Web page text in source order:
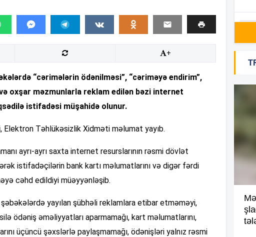
+
“cərimələrin ödənilməsi”, “cəriməyə endirim”,
və oxşar məzmunlarla reklam edilən bəzi internet
istifadəsi müşahidə olunur.
Elektron Təhlükəsizlik Xidməti məlumat yayıb.
ayrı-ayrı saxta internet resurslarının rəsmi dövlət
istifadəçilərin bank kartı məlumatlarını və digər fərdi
cəhd edildiyi müəyyənləşib.
yayılan şübhəli reklamlara etibar etməməyi,
ödəniş əməliyyatları aparmamağı, kart məlumatlarını,
üçüncü şəxslərlə paylaşmamağı, ödənişləri yalnız rəsmi
Kompleksdə faciə: 2 yaşlı
Video